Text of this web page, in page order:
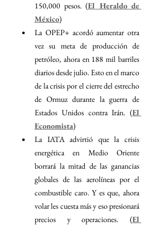
150,000 pesos. (El Heraldo de
México)
La OPEP+ acordó aumentar otra
vez su meta de producción de
petróleo, ahora en 188 mil barriles
diarios desde julio. Esto en el marco
de la crisis por el cierre del estrecho
de Ormuz durante la guerra de
Estados Unidos contra Irán. (El
Economista)
La IATA advirtió que la crisis
energética en Medio Oriente
borrará la mitad de las ganancias
globales de las aerolíneas por el
combustible caro. Y es que, ahora
volar les cuesta más y eso presionará
precios y operaciones. (El